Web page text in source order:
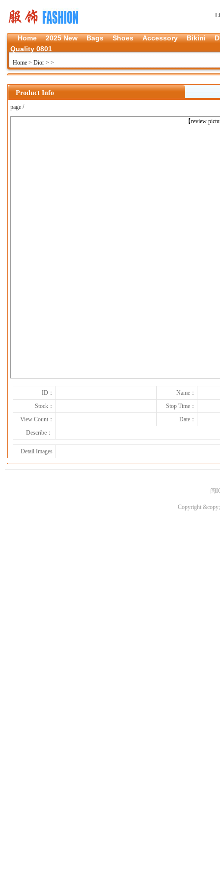
Home 2025 New Bags Shoes Accessory Bikini
Quality 0801
Home > Dior > >
Product Info
page /
【review
上一张
ID：
Name：
Stock：
Stop Time：
View Count：
Date：
Describe：
Detail Images
闽
Copyright